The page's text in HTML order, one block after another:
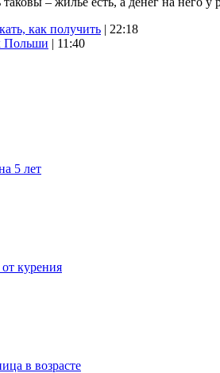
как получить | 22:18
Польши | 11:40
5 лет
курения
в возрасте